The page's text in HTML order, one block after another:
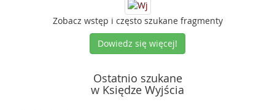
Zobacz wstęp i często szukane fragmenty
Dowiedz się więcej!
Ostatnio szukane
w Księdze Wyjścia